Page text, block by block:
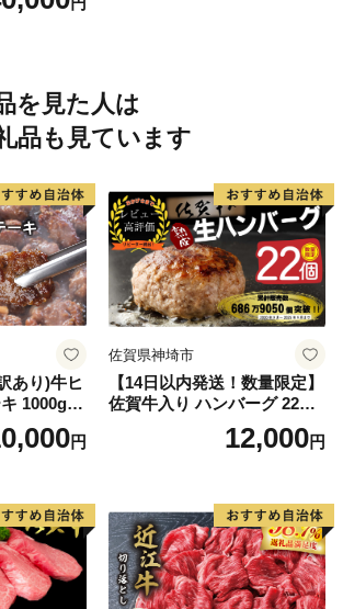
高評価 カ
フト】
を見た人は
品も見ています
あり)牛ヒ
1000g
円
佐賀県神埼市
【14日以内発送！数量限定】
佐賀牛入り ハンバーグ 22個
2.6kg(120g×22個)【佐賀牛
黒毛和牛 ブランド牛 九州 ハ
気】(H083106)
12,000円